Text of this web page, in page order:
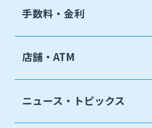
手数料・金利
店舗・ATM
ニュース・トピックス